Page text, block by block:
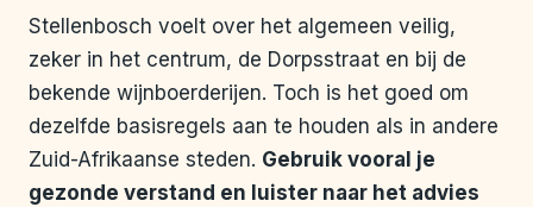
Stellenbosch voelt over het algemeen veilig,
zeker in het centrum, de Dorpsstraat en bij de
bekende wijnboerderijen. Toch is het goed om
dezelfde basisregels aan te houden als in andere
Zuid-Afrikaanse steden. Gebruik vooral je
gezonde verstand en luister naar het advies